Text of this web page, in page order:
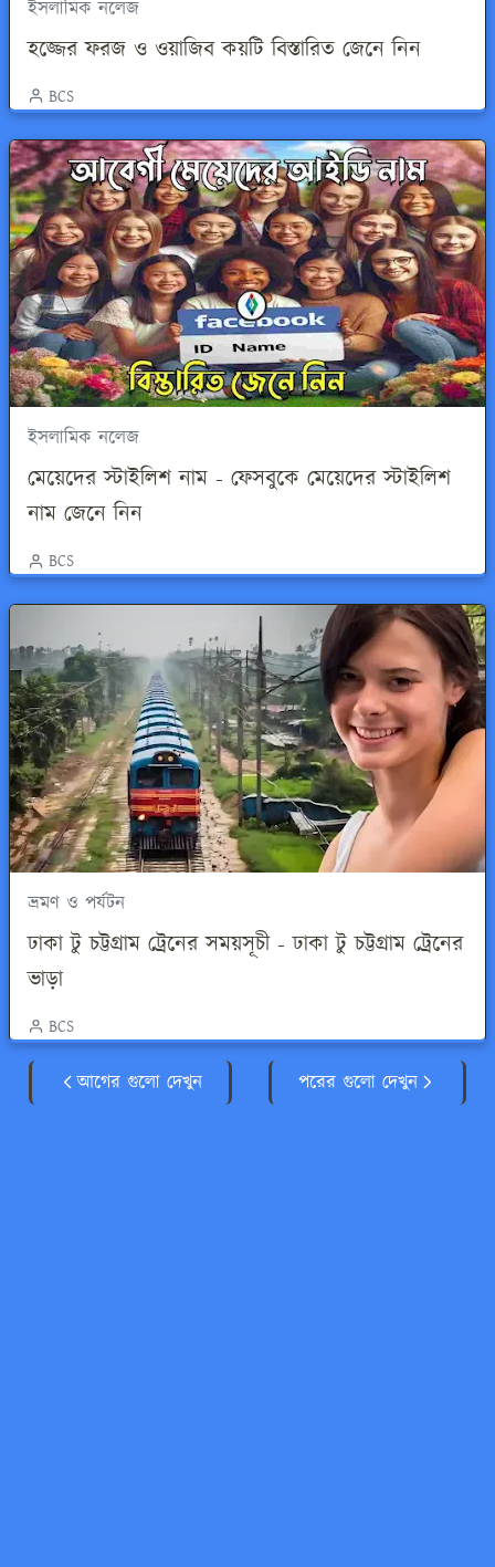
ইসলামিক নলেজ
হজ্জের ফরজ ও ওয়াজিব কয়টি বিস্তারিত জেনে নিন
BCS
ইসলামিক নলেজ
মেয়েদের স্টাইলিশ নাম - ফেসবুকে মেয়েদের স্টাইলিশ
নাম জেনে নিন
BCS
ভ্রমণ ও পর্যটন
ঢাকা টু চট্টগ্রাম ট্রেনের সময়সূচী - ঢাকা টু চট্টগ্রাম ট্রেনের
ভাড়া
BCS
আগের গুলো দেখুন পরের গুলো দেখুন